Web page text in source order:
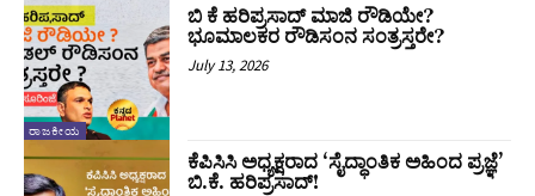
ರಾಜಕೀಯ
ಬಿ ಕೆ ಹರಿಪ್ರಸಾದ್ ಮಾಜಿ ರೌಡಿಯೇ?
ಭೂಮಾಲಕರ ರೌಡಿಸಂನ ಸಂತ್ರಸ್ತರೇ?
July 13, 2026
ಕೆಪಿಸಿಸಿ ಅಧ್ಯಕ್ಷರಾದ ‘ಸೈದ್ಧಾಂತಿಕ ಅಹಿಂದ ಪ್ರಜ್ಞೆ’
ಬಿ.ಕೆ. ಹರಿಪ್ರಸಾದ್!